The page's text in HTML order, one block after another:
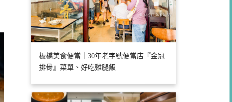
板橋美食便當｜30年老字號便當店『金冠
排骨』菜單、好吃雞腿飯